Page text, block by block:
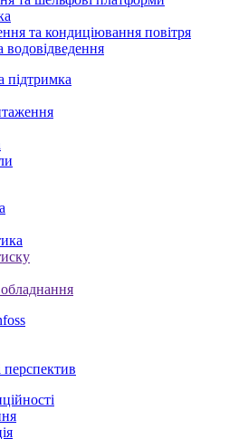
та кондиціювання повітря
водовідведення
підтримка
перспектив